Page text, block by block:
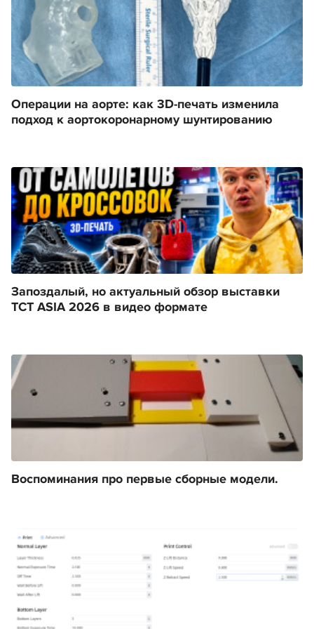
Операции на аорте: как 3D-печать изменила
подход к аортокоронарному шунтированию
Запоздалый, но актуальный обзор выставки
TCT ASIA 2026 в видео формате
Воспоминания про первые сборные модели.